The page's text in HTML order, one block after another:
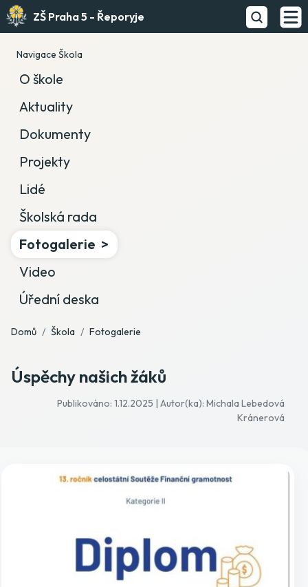
ZŠ Praha 5 - Řeporyje
Navigace Škola
O škole
Aktuality
Dokumenty
Projekty
Lidé
Školská rada
Fotogalerie
Video
Úřední deska
Domů Škola Fotogalerie
Úspěchy našich žáků
Publikováno: 1.12.2025 | Autor(ka): Michala Lebedová
Kránerová